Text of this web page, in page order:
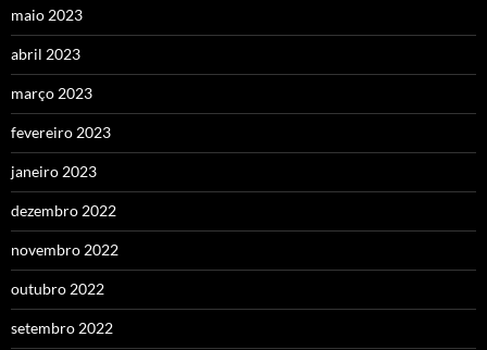
maio 2023
abril 2023
março 2023
fevereiro 2023
janeiro 2023
dezembro 2022
novembro 2022
outubro 2022
setembro 2022